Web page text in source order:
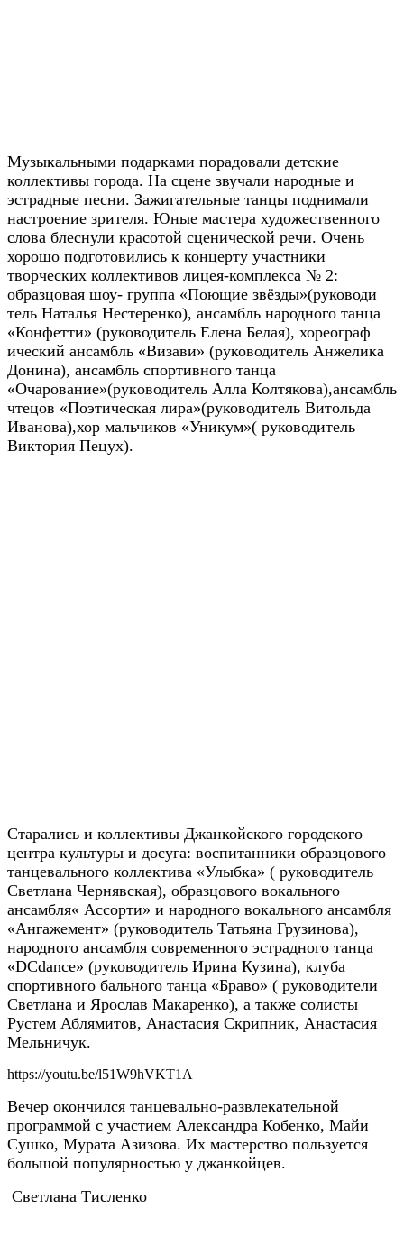
Музыкальными подарками порадовали детские
коллективы города. На сцене звучали народные и
эстрадные песни. Зажигательные танцы поднимали
настроение зрителя. Юные мастера художественного
слова блеснули красотой сценической речи. Очень
хорошо подготовились к концерту участники
творческих коллективов лицея-комплекса № 2:
образцовая шоу- группа «Поющие звёзды»(руководи
тель Наталья Нестеренко), ансамбль народного танца
«Конфетти» (руководитель Елена Белая), хореограф
ический ансамбль «Визави» (руководитель Анжелика
Донина), ансамбль спортивного танца
«Очарование»(руководитель Алла Колтякова),ансамбль
чтецов «Поэтическая лира»(руководитель Витольда
Иванова),хор мальчиков «Уникум»( руководитель
Виктория Пецух).
Старались и коллективы Джанкойского городского
центра культуры и досуга: воспитанники образцового
танцевального коллектива «Улыбка» ( руководитель
Светлана Чернявская), образцового вокального
ансамбля« Ассорти» и народного вокального ансамбля
«Ангажемент» (руководитель Татьяна Грузинова),
народного ансамбля современного эстрадного танца
«DСdance» (руководитель Ирина Кузина), клуба
спортивного бального танца «Браво» ( руководители
Светлана и Ярослав Макаренко), а также солисты
Рустем Аблямитов, Анастасия Скрипник, Анастасия
Мельничук.
https://youtu.be/l51W9hVKT1A
Вечер окончился танцевально-развлекательной
программой с участием Александра Кобенко, Майи
Сушко, Мурата Азизова. Их мастерство пользуется
большой популярностью у джанкойцев.
Светлана Тисленко